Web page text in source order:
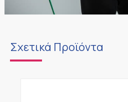
Σχετικά Προϊόντα